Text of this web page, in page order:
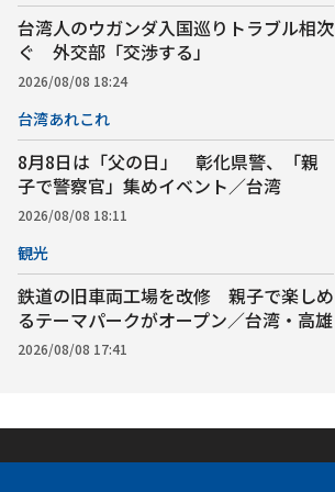
台湾人のウガンダ入国巡りトラブル相次
ぐ 外交部「交渉する」
2026/08/08 18:24
台湾あれこれ
8月8日は「父の日」 彰化県警、「親
子で警察官」集めイベント／台湾
2026/08/08 18:11
観光
鉄道の旧車両工場を改修 親子で楽しめ
るテーマパークがオープン／台湾・高雄
2026/08/08 17:41